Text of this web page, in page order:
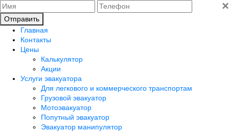
×
Отправить
Главная
Контакты
Цены
Калькулятор
Акции
Услуги эвакуатора
Для легкового и коммерческого транспортам
Грузовой эвакуатор
Мотоэвакуатор
Попутный эвакуатор
Эвакуатор манипулятор